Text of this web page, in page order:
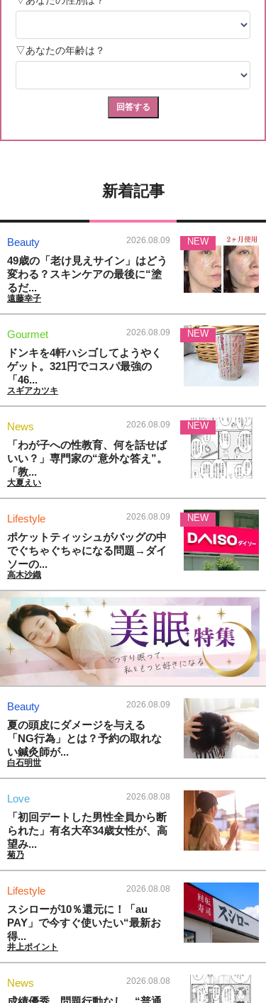
新着記事
Beauty 2026.08.09
49歳の「老け見えサイン」はどう
変わる？スキンケアの最後に“塗
るだ...
遠藤幸子
NEW
Gourmet 2026.08.09
ドンキを4軒ハシゴしてようやく
ゲット。321円でコスパ最強の
「46...
スギアカツキ
NEW
News 2026.08.09
「わが子への性教育、何を話せば
いい？」専門家の“意外な答え”。
「教...
大夏えい
NEW
Lifestyle 2026.08.09
ポケットティッシュがバッグの中
でぐちゃぐちゃになる問題→ダイ
ソーの...
高木沙織
NEW
Beauty 2026.08.09
夏の頭皮にダメージを与える
「NG行為」とは？予約の取れな
い鍼灸師が...
白石明世
Love 2026.08.08
「初回デートした男性全員から断
られた」有名大卒34歳女性が、高
望み...
菊乃
Lifestyle 2026.08.08
スシローが10％還元に！「au
PAY」で今すぐ使いたい“最新お
得...
井上ポイント
News 2026.08.08